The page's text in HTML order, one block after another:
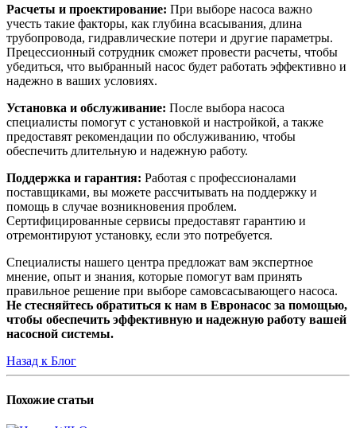
Расчеты и проектирование: При выборе насоса важно
учесть такие факторы, как глубина всасывания, длина
трубопровода, гидравлические потери и другие параметры.
Прецессионный сотрудник сможет провести расчеты, чтобы
убедиться, что выбранный насос будет работать эффективно и
надежно в ваших условиях.
Установка и обслуживание: После выбора насоса
специалисты помогут с установкой и настройкой, а также
предоставят рекомендации по обслуживанию, чтобы
обеспечить длительную и надежную работу.
Поддержка и гарантия: Работая с профессионалами
поставщиками, вы можете рассчитывать на поддержку и
помощь в случае возникновения проблем.
Сертифицированные сервисы предоставят гарантию и
отремонтируют установку, если это потребуется.
Специалисты нашего центра предложат вам экспертное
мнение, опыт и знания, которые помогут вам принять
правильное решение при выборе самовсасывающего насоса.
Не стесняйтесь обратиться к нам в Евронасос за помощью,
чтобы обеспечить эффективную и надежную работу вашей
насосной системы.
Назад к Блог
Похожиестатьи